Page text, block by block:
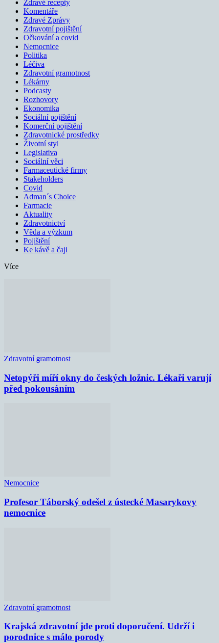
Zdravé recepty
Komentáře
Zdravé Zprávy
Zdravotní pojištění
Očkování a covid
Nemocnice
Politika
Léčiva
Zdravotní gramotnost
Lékárny
Podcasty
Rozhovory
Ekonomika
Sociální pojištění
Komerční pojištění
Zdravotnické prostředky
Životní styl
Legislativa
Sociální věci
Farmaceutické firmy
Stakeholders
Covid
Adman´s Choice
Farmacie
Aktuality
Zdravotnictví
Věda a výzkum
Pojištění
Ke kávě a čaji
Více
Zdravotní gramotnost
Netopýři míří okny do českých ložnic. Lékaři varují
před pokousáním
Nemocnice
Profesor Táborský odešel z ústecké Masarykovy
nemocnice
Zdravotní gramotnost
Krajská zdravotní jde proti doporučení. Udrží i
porodnice s málo porody